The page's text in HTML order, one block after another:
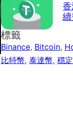
標籤
Binance, Bitcoin,
比特幣, 泰達幣, 穩